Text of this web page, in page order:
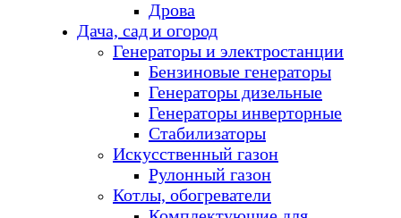
Дрова
Дача, сад и огород
Генераторы и электростанции
Бензиновые генераторы
Генераторы дизельные
Генераторы инверторные
Стабилизаторы
Искусственный газон
Рулонный газон
Котлы, обогреватели